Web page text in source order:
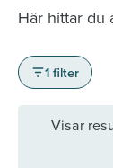
Här hittar du
1 filter
Visar